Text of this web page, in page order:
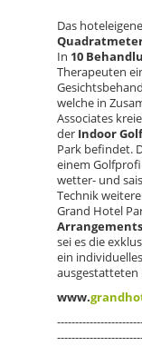
Das hoteleigene
In 10
Therapeuten
welche in
Associates
der Indoor
Park befindet.
einem
wetter- und
Technik
Grand Hotel
sei es die
ein
ausgestatteten
www.